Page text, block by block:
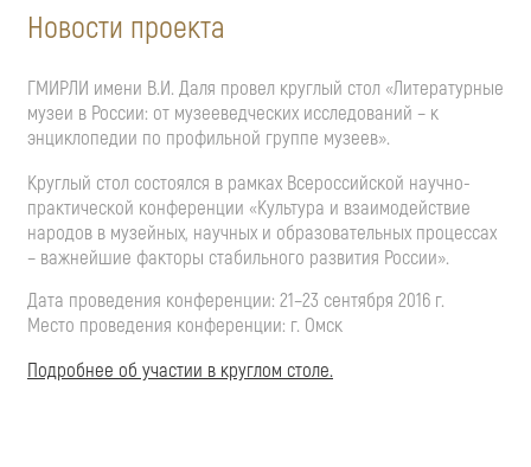
Новости проекта
ГМИРЛИ имени В.И. Даля провел круглый стол «Литературные
музеи в России: от музееведческих исследований – к
энциклопедии по профильной группе музеев».
Круглый стол состоялся в рамках Всероссийской научно-
практической конференции «Культура и взаимодействие
народов в музейных, научных и образовательных процессах
– важнейшие факторы стабильного развития России».
Дата проведения конференции: 21–23 сентября 2016 г.
Место проведения конференции: г. Омск
Подробнее об участии в круглом столе.